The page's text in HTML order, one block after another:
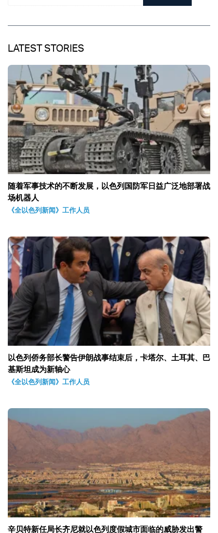
LATEST STORIES
随着军事技术的不断发展，以色列国防军日益广泛地部署战
场机器人
《全以色列新闻》工作人员
以色列侨务部长警告伊朗战事结束后，卡塔尔、土耳其、巴
基斯坦成为新轴心
《全以色列新闻》工作人员
辛贝特新任局长齐尼就以色列度假城市面临的威胁发出警